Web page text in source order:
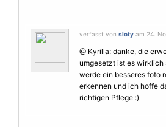
verfasst von sloty am 24.
@ Kyrilla: danke, die
umgesetzt ist es wirklich
werde ein besseres foto
erkennen und ich hoffe
richtigen Pflege :)